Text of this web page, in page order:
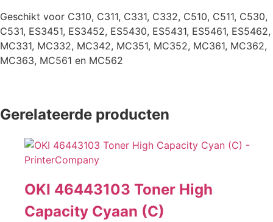
Geschikt voor C310, C311, C331, C332, C510, C511, C530,
C531, ES3451, ES3452, ES5430, ES5431, ES5461, ES5462,
MC331, MC332, MC342, MC351, MC352, MC361, MC362,
MC363, MC561 en MC562
Gerelateerde producten
OKI 46443103 Toner High
Capacity Cyaan (C)